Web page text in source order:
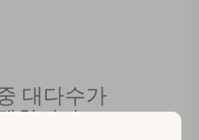
대다수가
합니다